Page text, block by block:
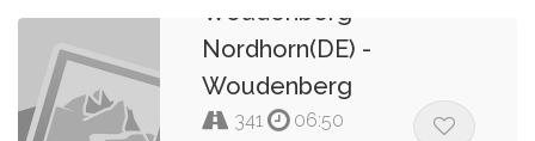
Woudenberg -
Nordhorn(DE) -
Woudenberg
341
06:50